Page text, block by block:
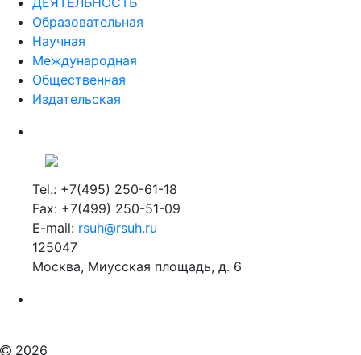
Научная
Международная
Общественная
Издательская
Tel.: +7(495) 250-61-18
Fax: +7(499) 250-51-09
E-mail:rsuh@rsuh.ru
125047
Москва, Миусская площадь, д. 6
Российский государственный гуманитарный университет
Мы используем файлы cookies для улучшения работы